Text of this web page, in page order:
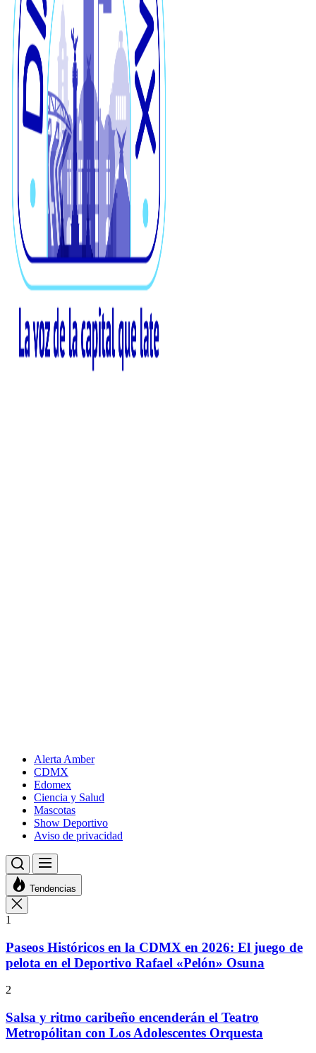
Alerta Amber
CDMX
Edomex
Ciencia y Salud
Mascotas
Show Deportivo
Aviso de privacidad
Tendencias
1
Paseos Históricos en la CDMX en 2026: El juego de
pelota en el Deportivo Rafael «Pelón» Osuna
2
Salsa y ritmo caribeño encenderán el Teatro
Metropólitan con Los Adolescentes Orquesta